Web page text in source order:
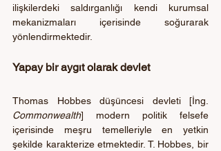
ilişkilerdeki saldırganlığı kendi kurumsal
mekanizmaları içerisinde soğurarak
yönlendirmektedir.
Yapay bir aygıt olarak devlet
Commonwealth] modern politik felsefe
içerisinde meşru temelleriyle en yetkin
şekilde karakterize etmektedir. T. Hobbes, bir